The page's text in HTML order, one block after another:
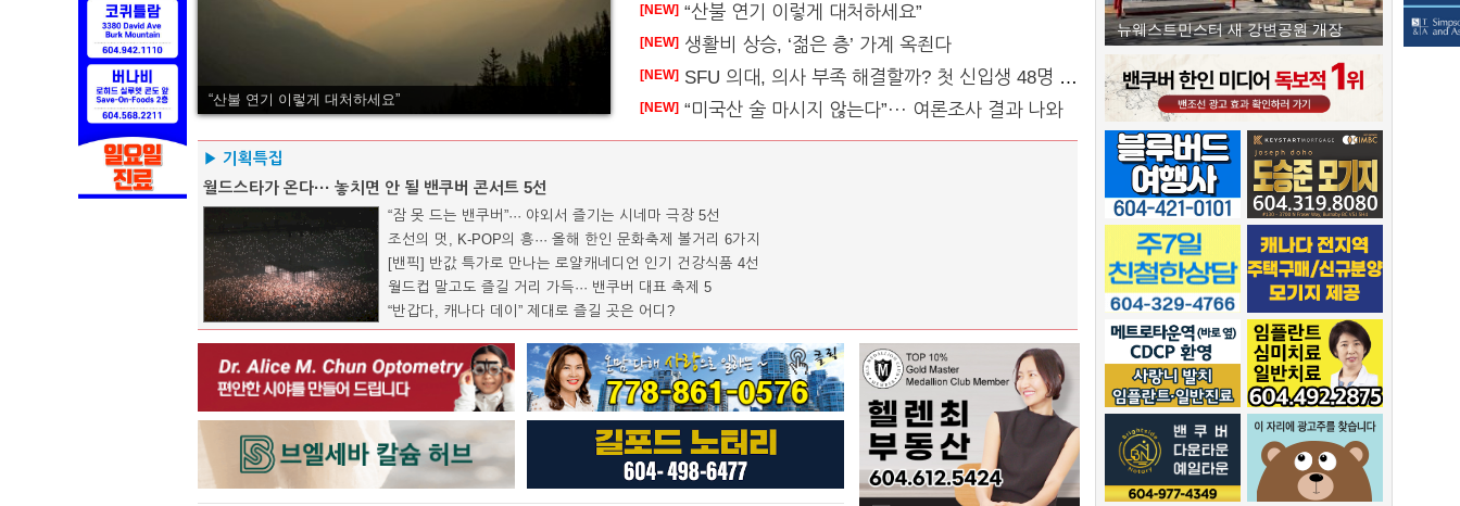
“산불 연기 이렇게 대처하세요”
[NEW] “산불 연기 이렇게 대처하세요”
[NEW] 생활비 상승, ‘젊은 층’ 가계 옥죈다
[NEW] SFU 의대, 의사 부족 해결할까? 첫 신입생 48명 맞이
[NEW] “미국산 술 마시지 않는다”··· 여론조사 결과 나와
▶ 기획특집
월드스타가 온다··· 놓치면 안 될 밴쿠버 콘서트 5선
“잠 못 드는 밴쿠버”··· 야외서 즐기는 시네마 극장 5선
조선의 멋, K-POP의 흥··· 올해 한인 문화축제 볼거리 6가지
[밴픽] 반값 특가로 만나는 로얄캐네디언 인기 건강식품 4선
월드컵 말고도 즐길 거리 가득··· 밴쿠버 대표 축제 5
“반갑다, 캐나다 데이” 제대로 즐길 곳은 어디?
뉴웨스트민스터 새 강변공원 개장